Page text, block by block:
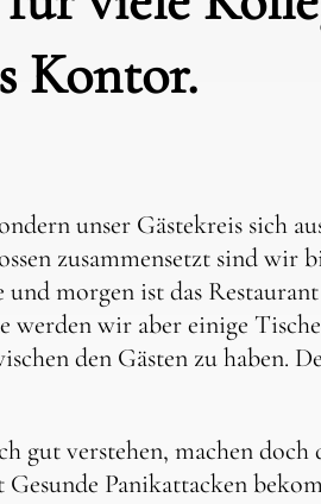
Kontor.
unser Gästekreis sich
zusammensetzt sind wir
morgen ist das
werden wir aber einige
den Gästen zu haben.
gut verstehen, machen doch
Gesunde Panikattacken